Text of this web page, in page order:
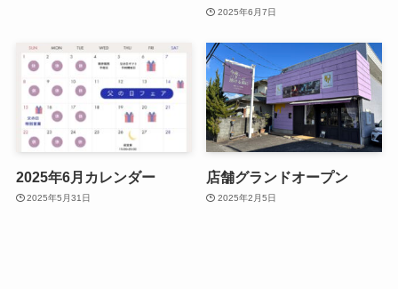
2025年6月7日
2025年6月カレンダー
2025年5月31日
店舗グランドオープン
2025年2月5日